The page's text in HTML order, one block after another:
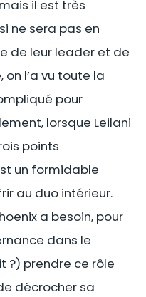
il est très
ne sera pas en
de leur leader et de
l’a vu toute la
pour
lorsque Leilani
points
un formidable
au duo intérieur.
a besoin, pour
dans le
?) prendre ce rôle
décrocher sa